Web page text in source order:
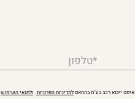
*טלפון
ייבוא רכב בע"מ בהתאםלמדיניות הפרטיות ולתנאי השימוש